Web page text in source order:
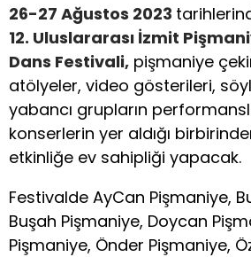
26-27 Ağustos 2023
12. Uluslararası İzmit
Dans Festivali, pişmaniye
atölyeler, video gösterileri,
yabancı grupların
konserlerin yer aldığı
etkinliğe ev sahipliği yapacak.
Festivalde AyCan Pişmaniye,
Buşah Pişmaniye, Doycan
Pişmaniye, Önder Pişmaniye,